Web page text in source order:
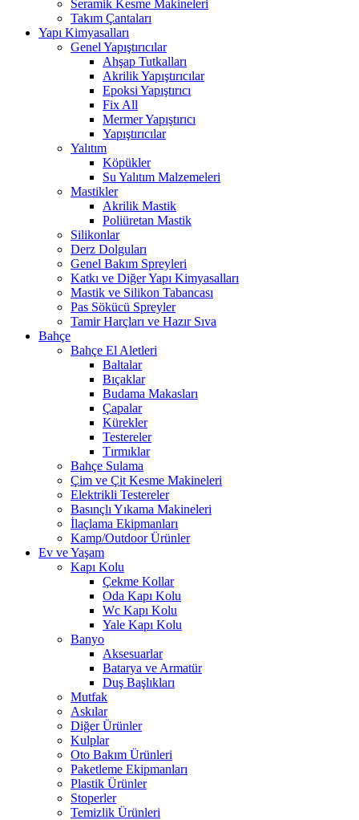
Seramik Kesme Makineleri
Takım Çantaları
Yapı Kimyasalları
Genel Yapıştırıcılar
Ahşap Tutkalları
Akrilik Yapıştırıcılar
Epoksi Yapıştırıcı
Fix All
Mermer Yapıştırıcı
Yapıştırıcılar
Yalıtım
Köpükler
Su Yalıtım Malzemeleri
Mastikler
Akrilik Mastik
Poliüretan Mastik
Silikonlar
Derz Dolguları
Genel Bakım Spreyleri
Katkı ve Diğer Yapı Kimyasalları
Mastik ve Silikon Tabancası
Pas Sökücü Spreyler
Tamir Harçları ve Hazır Sıva
Bahçe
Bahçe El Aletleri
Baltalar
Bıçaklar
Budama Makasları
Çapalar
Kürekler
Testereler
Tırmıklar
Bahçe Sulama
Çim ve Çit Kesme Makineleri
Elektrikli Testereler
Basınçlı Yıkama Makineleri
İlaçlama Ekipmanları
Kamp/Outdoor Ürünler
Ev ve Yaşam
Kapı Kolu
Çekme Kollar
Oda Kapı Kolu
Wc Kapı Kolu
Yale Kapı Kolu
Banyo
Aksesuarlar
Batarya ve Armatür
Duş Başlıkları
Mutfak
Askılar
Diğer Ürünler
Kulplar
Oto Bakım Ürünleri
Paketleme Ekipmanları
Plastik Ürünler
Stoperler
Temizlik Ürünleri